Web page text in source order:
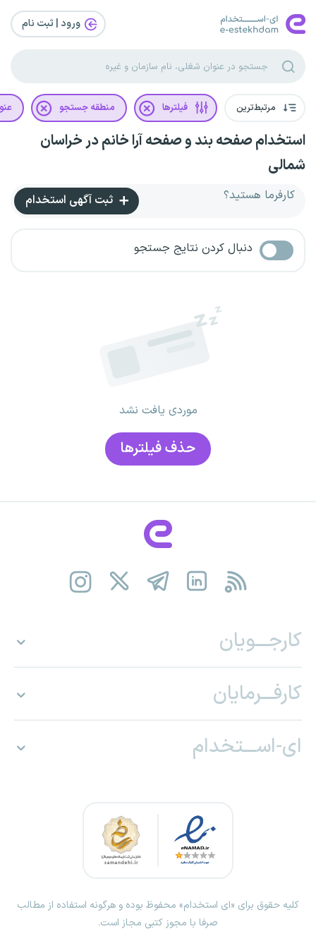
ورود | ثبت‌ نام
مرتبط‌ترین فیلترها منطقه جستجو
استخدام صفحه بند و صفحه آرا خانم در خراسان
شمالی
کارفرما هستید؟ ثبت آگهی استخدام
دنبال کردن نتایج جستجو
موردی یافت نشد
حذف فیلتر‌ها
کارجـــویان
کارفـــرمایان
ای-اســـتخدام
کلیه حقوق برای «ای استخدام» محفوظ بوده و هرگونه استفاده از مطالب
صرفا با مجوز کتبی مجاز است.